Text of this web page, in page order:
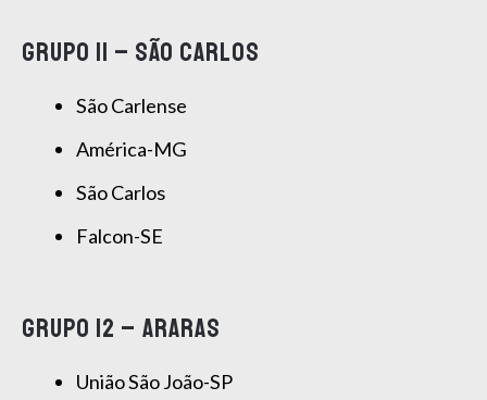
GRUPO 11 – SÃO CARLOS
São Carlense
América-MG
São Carlos
Falcon-SE
GRUPO 12 – ARARAS
União São João-SP